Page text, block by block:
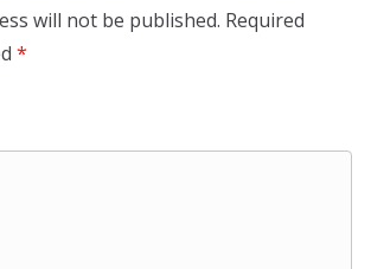
will not be published. Required
*